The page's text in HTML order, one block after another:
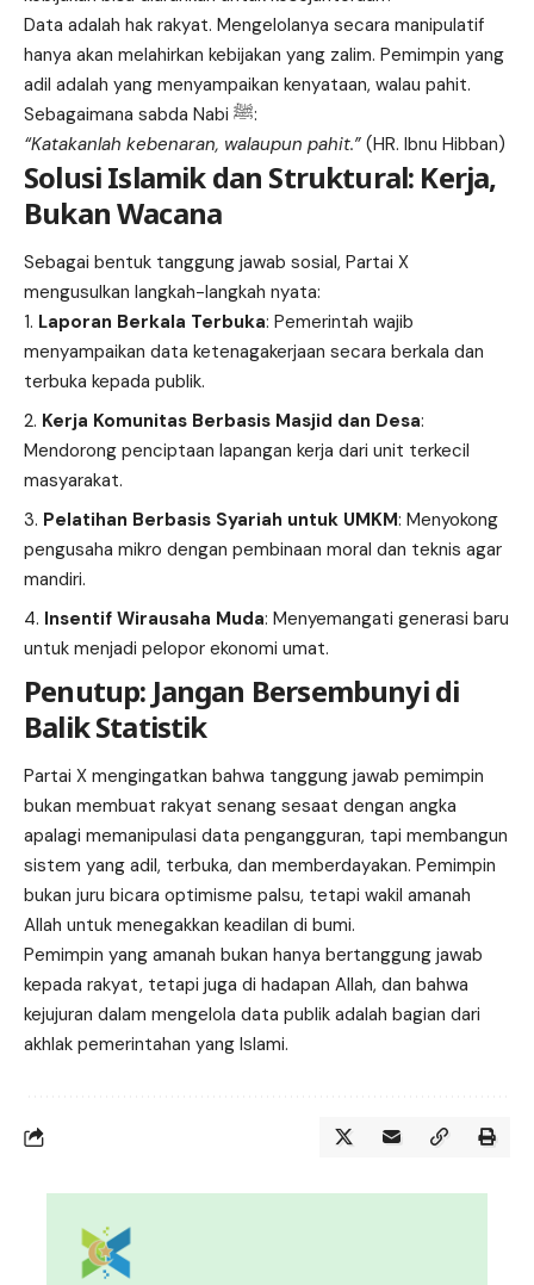
Data adalah hak rakyat. Mengelolanya secara manipulatif
hanya akan melahirkan kebijakan yang zalim. Pemimpin yang
adil adalah yang menyampaikan kenyataan, walau pahit.
Sebagaimana sabda Nabi ﷺ:
“Katakanlah kebenaran, walaupun pahit.” (HR. Ibnu Hibban)
Solusi Islamik dan Struktural: Kerja,
Bukan Wacana
Sebagai bentuk tanggung jawab sosial, Partai X
mengusulkan langkah-langkah nyata:
Laporan Berkala Terbuka: Pemerintah wajib
menyampaikan data ketenagakerjaan secara berkala dan
terbuka kepada publik.
Kerja Komunitas Berbasis Masjid dan Desa:
Mendorong penciptaan lapangan kerja dari unit terkecil
masyarakat.
Pelatihan Berbasis Syariah untuk UMKM: Menyokong
pengusaha mikro dengan pembinaan moral dan teknis agar
mandiri.
Insentif Wirausaha Muda: Menyemangati generasi baru
untuk menjadi pelopor ekonomi umat.
Penutup: Jangan Bersembunyi di
Balik Statistik
Partai X mengingatkan bahwa tanggung jawab pemimpin
bukan membuat rakyat senang sesaat dengan angka
apalagi memanipulasi data pengangguran, tapi membangun
sistem yang adil, terbuka, dan memberdayakan. Pemimpin
bukan juru bicara optimisme palsu, tetapi wakil amanah
Allah untuk menegakkan keadilan di bumi.
Pemimpin yang amanah bukan hanya bertanggung jawab
kepada rakyat, tetapi juga di hadapan Allah, dan bahwa
kejujuran dalam mengelola data publik adalah bagian dari
akhlak pemerintahan yang Islami.